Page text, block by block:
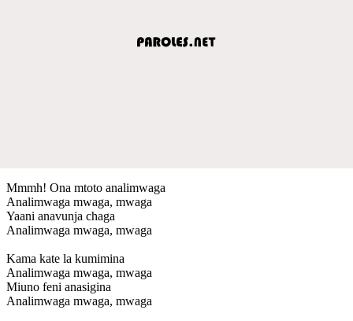
Mmmh! Ona mtoto analimwaga
Analimwaga mwaga, mwaga
Yaani anavunja chaga
Analimwaga mwaga, mwaga
Kama kate la kumimina
Analimwaga mwaga, mwaga
Miuno feni anasigina
Analimwaga mwaga, mwaga